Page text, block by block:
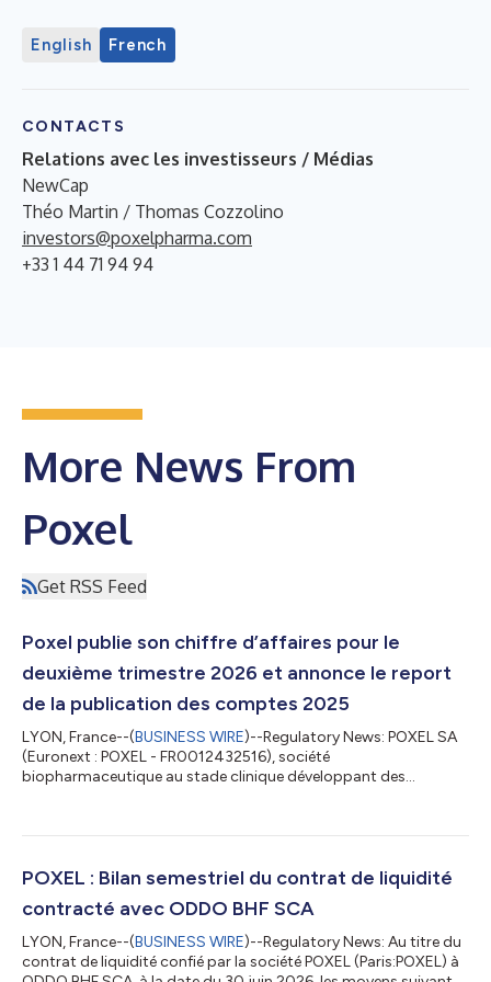
English French
CONTACTS
Relations avec les investisseurs / Médias
NewCap
Théo Martin / Thomas Cozzolino
investors@poxelpharma.com
+33 1 44 71 94 94
More News From
Poxel
Get RSS Feed
Poxel publie son chiffre d’affaires pour le
deuxième trimestre 2026 et annonce le report
de la publication des comptes 2025
LYON, France--(BUSINESS WIRE)--Regulatory News: POXEL SA
(Euronext : POXEL - FR0012432516), société
biopharmaceutique au stade clinique développant des
associée à un dysfonctionnement métabolique (MASH) et les
d'affaires pour le deuxième trimestre clos le 30 juin 2026. Bilan
de l’activité commerciale TWYMEEG® (Imeglimine) Po...
POXEL : Bilan semestriel du contrat de liquidité
contracté avec ODDO BHF SCA
LYON, France--(BUSINESS WIRE)--Regulatory News: Au titre du
contrat de liquidité confié par la société POXEL (Paris:POXEL) à